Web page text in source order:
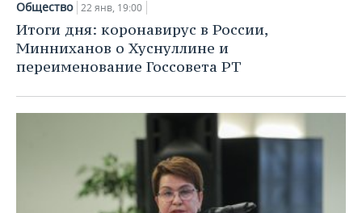
Общество 22 янв, 19:00
Итоги дня: коронавирус в России,
Минниханов о Хуснуллине и
переименование Госсовета РТ